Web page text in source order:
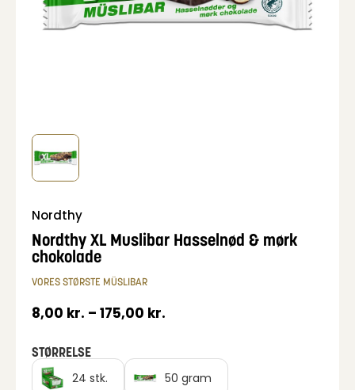
Nordthy
Nordthy XL Muslibar Hasselnød & mørk
chokolade
VORES STØRSTE MÜSLIBAR
8,00 kr. – 175,00 kr.
STØRRELSE
24 stk.
50 gram